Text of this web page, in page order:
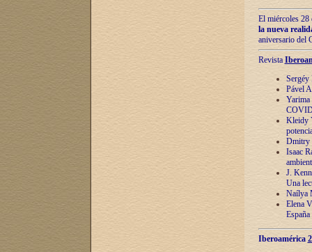
El miércoles 28
la nueva
aniversario del
Revista
Sergéy
Pável
Yarima
Kleidy
Dmitry
Isaac
J.
Una
Naílya
Elena
España
Iberoamérica